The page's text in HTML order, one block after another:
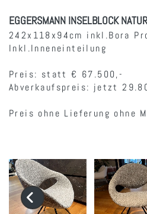
EGGERSMANN INSELBLOCK
242x118x94cm inkl.Bora
Inkl.Inneneinteilung
Preis: statt € 67.500,-
Abverkaufspreis: jetzt
Preis ohne Lieferung ohne